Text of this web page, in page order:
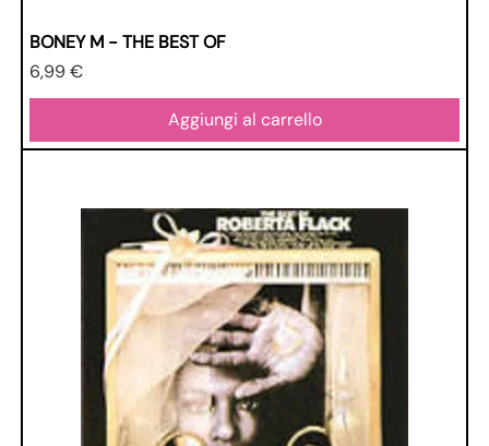
BONEY M - THE BEST OF
Prezzo
6,99 €
Aggiungi al carrello